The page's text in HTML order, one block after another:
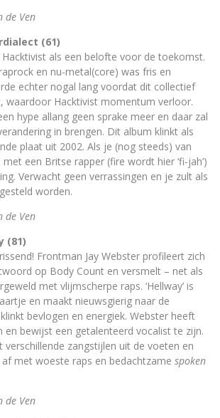
de Ven
(61)
als een belofte voor de toekomst.
en nu-metal(core) was fris en
echter nogal lang voordat dit collectief
waardoor Hacktivist momentum verloor.
hype allang geen sprake meer en daar zal
in brengen. Dit album klinkt als
plaat uit 2002. Als je (nog steeds) van
een Britse rapper (fire wordt hier ‘fi-jah’)
Verwacht geen verrassingen en je zult als
worden.
de Ven
(81)
Frontman Jay Webster profileert zich
op Body Count en versmelt – net als
met vlijmscherpe raps. ‘Hellway’ is
en maakt nieuwsgierig naar de
bevlogen en energiek. Webster heeft
en bewijst een getalenteerd vocalist te zijn.
verschillende zangstijlen uit de voeten en
met woeste raps en bedachtzame spoken
de Ven